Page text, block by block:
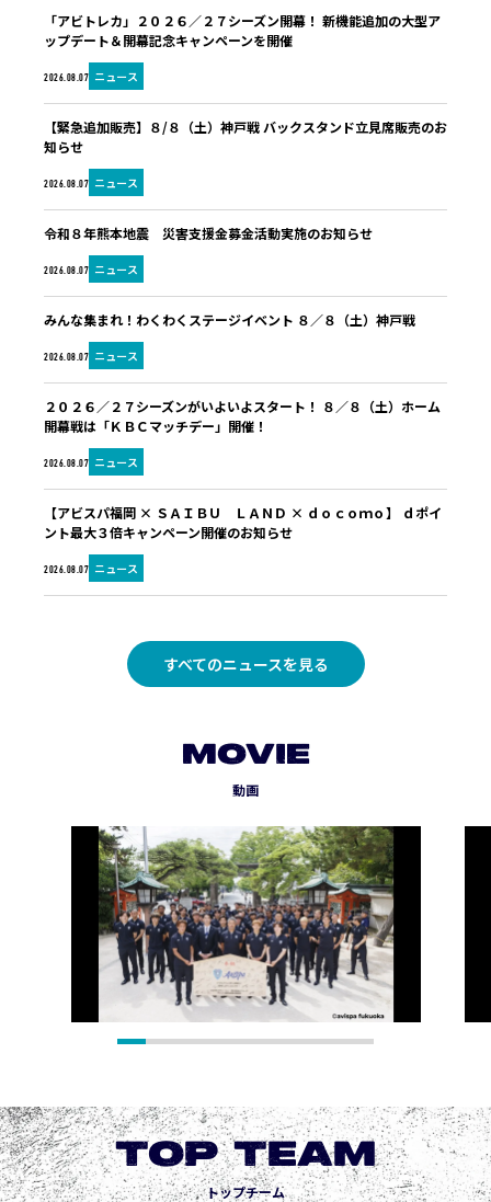
2026.08.07 ニュース
「アビトレカ」２０２６／２７シーズン開幕！ 新機能追加の大型ア
ップデート＆開幕記念キャンペーンを開催
2026.08.07 ニュース
【緊急追加販売】８/８（土）神戸戦 バックスタンド立見席販売のお
知らせ
2026.08.07 ニュース
令和８年熊本地震 災害支援金募金活動実施のお知らせ
2026.08.07 ニュース
みんな集まれ！わくわくステージイベント ８／８（土）神戸戦
2026.08.07 ニュース
２０２６／２７シーズンがいよいよスタート！ ８／８（土）ホーム
開幕戦は「ＫＢＣマッチデー」開催！
2026.08.07 ニュース
【アビスパ福岡 × ＳＡＩＢＵ ＬＡＮＤ × ｄｏｃｏｍｏ】 ｄポイ
ント最大３倍キャンペーン開催のお知らせ
すべてのニュースを見る
MOVIE
動画
TOP TEAM
トップチーム